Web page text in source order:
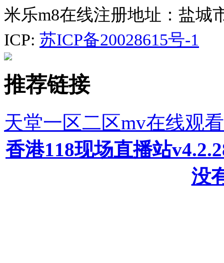
米乐m8在线注册地址：盐城
ICP: 苏ICP备20028615号-1
推荐链接
天堂一区二区mv在线观
香港118现场直播站
没